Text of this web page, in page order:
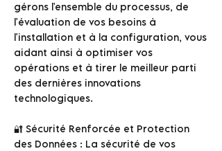
gérons l'ensemble du processus, de
l'évaluation de vos besoins à
l'installation et à la configuration, vous
aidant ainsi à optimiser vos
opérations et à tirer le meilleur parti
des dernières innovations
technologiques.
🔐 Sécurité Renforcée et Protection
des Données : La sécurité de vos